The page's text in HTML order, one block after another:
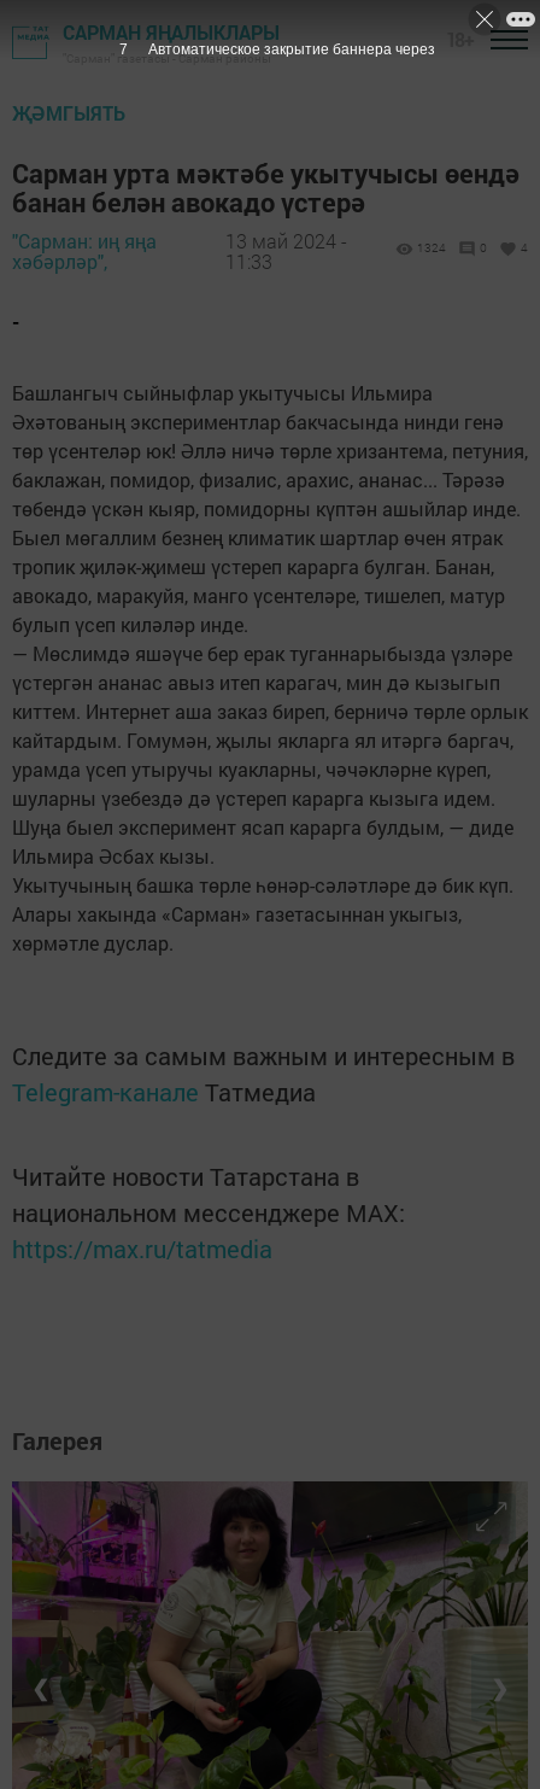
САРМАН ЯҢАЛЫКЛАРЫ
"Сарман" газетасы - Сарман районы
ҖӘМГЫЯТЬ
Сарман урта мәктәбе укытучысы өендә
банан белән авокадо үстерә
"Сарман: иң яңа
хәбәрләр",
13 май 2024 -
11:33
1324 0 4
-
Башлангыч сыйныфлар укытучысы Ильмира
Әхәтованың экспериментлар бакчасында нинди генә
төр үсентеләр юк! Әллә ничә төрле хризантема, петуния,
баклажан, помидор, физалис, арахис, ананас... Тәрәзә
төбендә үскән кыяр, помидорны күптән ашыйлар инде.
Быел мөгаллим безнең климатик шартлар өчен ятрак
тропик җиләк-җимеш үстереп карарга булган. Банан,
авокадо, маракуйя, манго үсентеләре, тишелеп, матур
булып үсеп киләләр инде.
— Мөслимдә яшәүче бер ерак туганнарыбызда үзләре
үстергән ананас авыз итеп карагач, мин дә кызыгып
киттем. Интернет аша заказ биреп, берничә төрле орлык
кайтардым. Гомумән, җылы якларга ял итәргә баргач,
урамда үсеп утыручы куакларны, чәчәкләрне күреп,
шуларны үзебездә дә үстереп карарга кызыга идем.
Шуңа быел эксперимент ясап карарга булдым, — диде
Ильмира Әсбах кызы.
Укытучының башка төрле һөнәр-сәләтләре дә бик күп.
Алары хакында «Сарман» газетасыннан укыгыз,
хөрмәтле дуслар.
Следите за самым важным и интересным в
Telegram-канале Татмедиа
Читайте новости Татарстана в
национальном мессенджере MАХ:
https://max.ru/tatmedia
Галерея
❮ ❯
5 Автоматическое закрытие баннера через